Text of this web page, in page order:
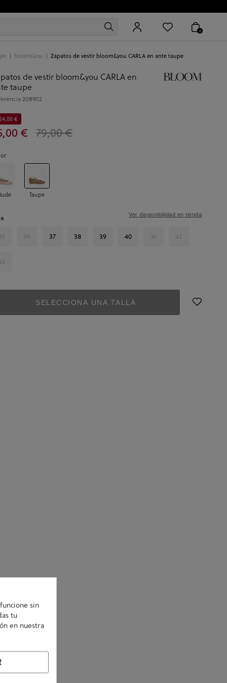
0
bloom&you Zapatos de vestir bloom&you CARLA en ante taupe
de vestir bloom&you CARLA en
taupe
208902
€ 79,00 €
€
Taupe
35 36 37 38 39 40 41 42
Ver disponibilidad en tienda
SELECCIONA UNA TALLA
sin
tu
en nuestra